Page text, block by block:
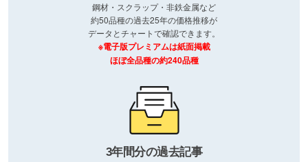
鋼材・スクラップ・非鉄金属など
約50品種の過去25年の価格推移が
データとチャートで確認できます。
※電子版プレミアムは紙面掲載
ほぼ全品種の約240品種
3年間分の過去記事